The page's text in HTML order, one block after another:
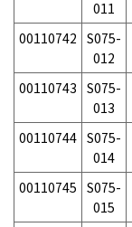
011
00110742 S075-
012
00110743 S075-
013
00110744 S075-
014
00110745 S075-
015